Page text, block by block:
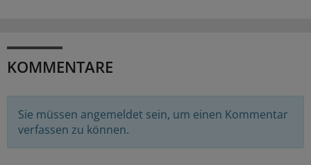
KOMMENTARE
Sie müssen angemeldet sein, um einen Kommentar
verfassen zu können.